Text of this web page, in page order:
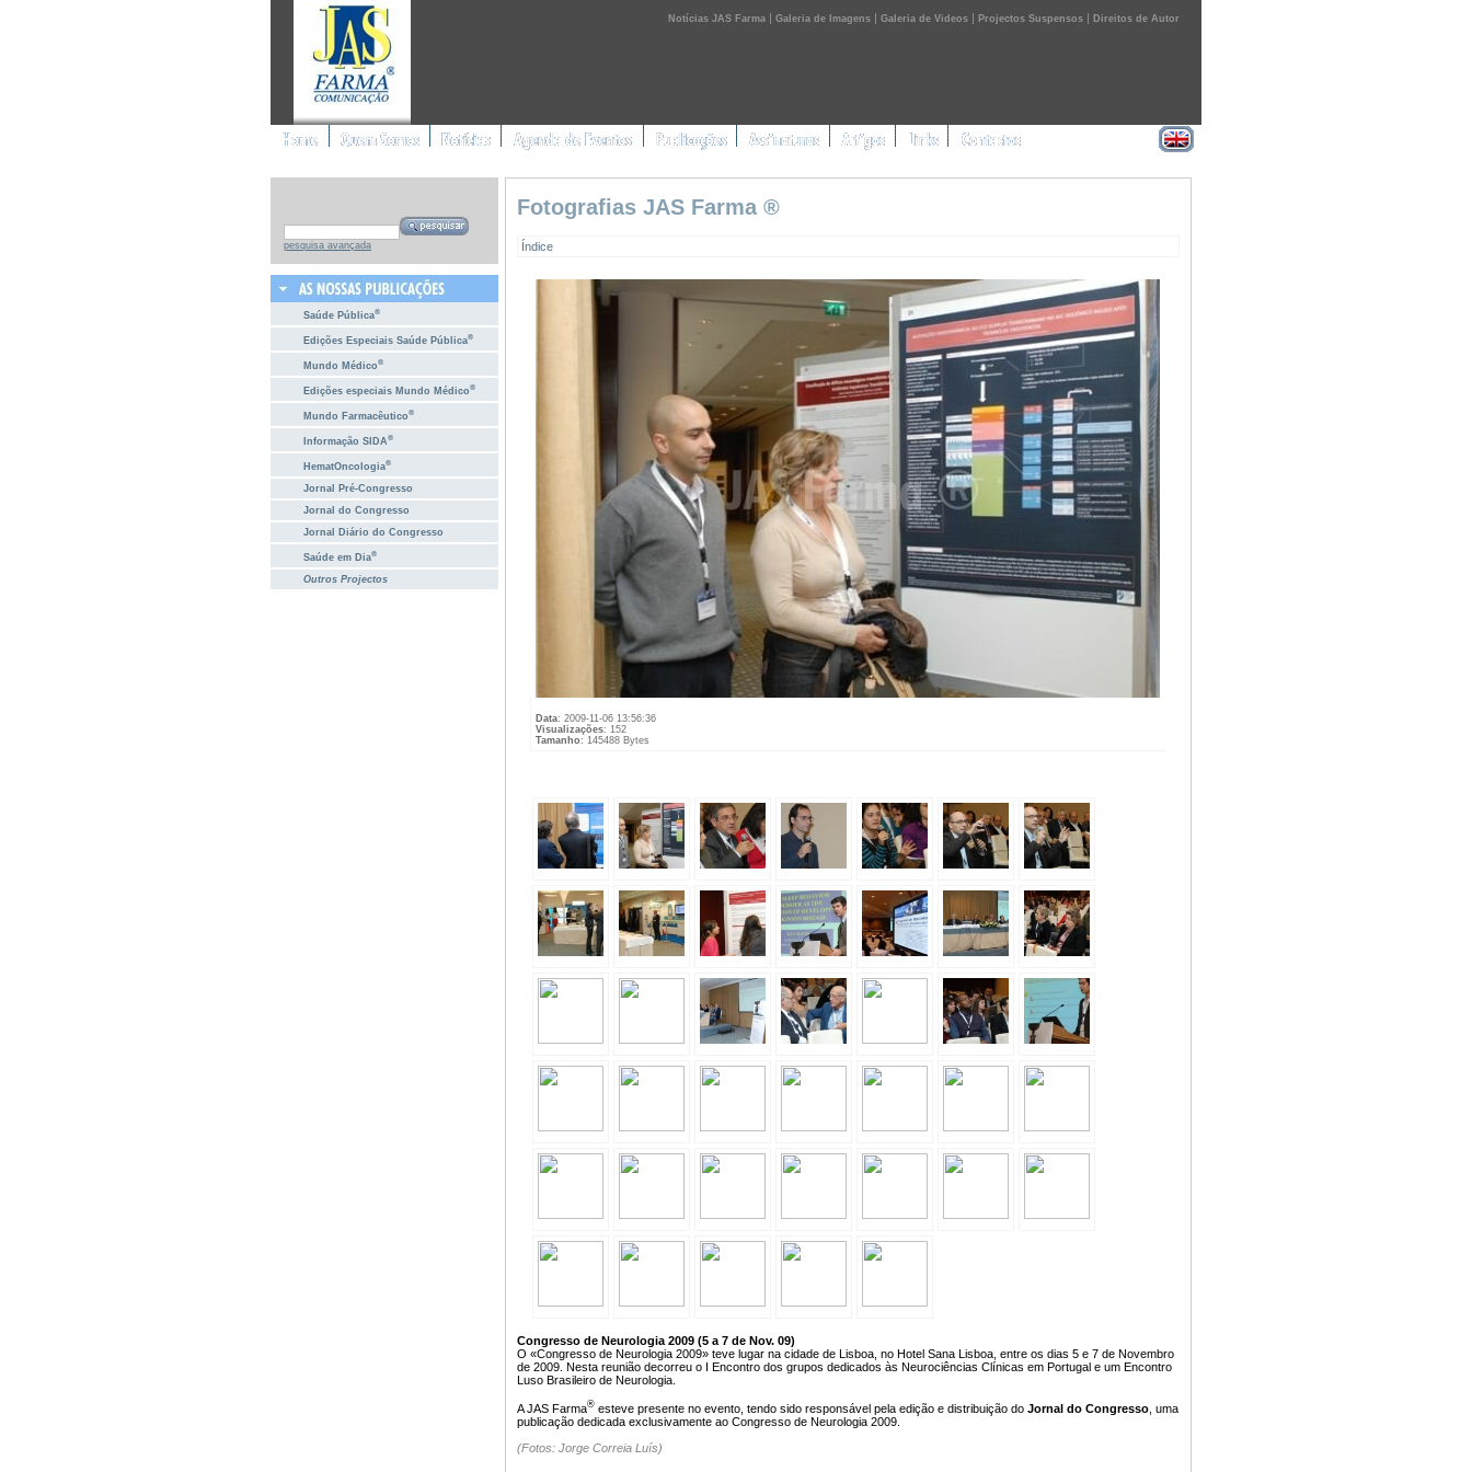
Notícias JAS Farma | Galeria de Imagens | Galeria de Videos | Projectos Suspensos | Direitos de Autor
pesquisa avançada
Saúde Pública®
Edições Especiais Saúde Pública®
Mundo Médico®
Edições especiais Mundo Médico®
Mundo Farmacêutico®
Informação SIDA®
HematOncologia®
Jornal Pré-Congresso
Jornal do Congresso
Jornal Diário do Congresso
Saúde em Dia®
Outros Projectos
Fotografias JAS Farma ®
Índice
Data: 2009-11-06 13:56:36
Visualizações: 152
Tamanho: 145488 Bytes
Congresso de Neurologia 2009 (5 a 7 de Nov. 09)
O «Congresso de Neurologia 2009» teve lugar na cidade de Lisboa, no Hotel Sana Lisboa, entre os dias 5 e 7 de Novembro
de 2009. Nesta reunião decorreu o I Encontro dos grupos dedicados às Neurociências Clínicas em Portugal e um Encontro
Luso Brasileiro de Neurologia.
A JAS Farma® esteve presente no evento, tendo sido responsável pela edição e distribuição do Jornal do Congresso , uma
publicação dedicada exclusivamente ao Congresso de Neurologia 2009.
(Fotos: Jorge Correia Luís)